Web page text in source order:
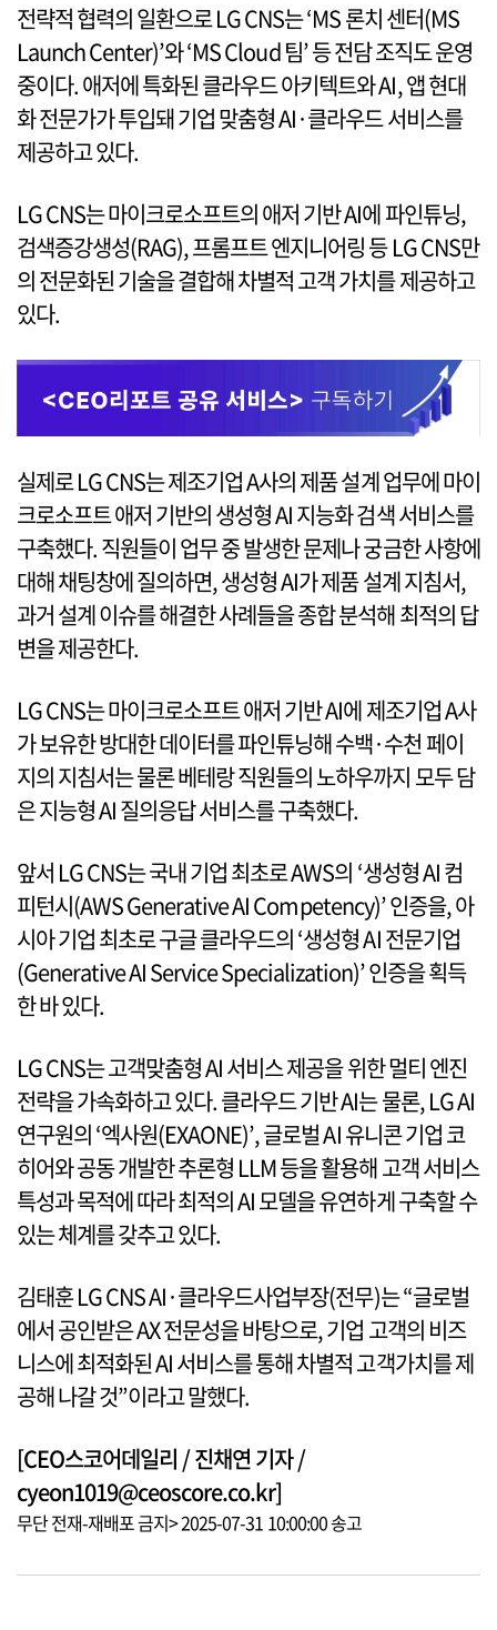
전략적 협력의 일환으로 LG CNS는 ‘MS 론치 센터(MS
Launch Center)’와 ‘MS Cloud 팀’ 등 전담 조직도 운영
중이다. 애저에 특화된 클라우드 아키텍트와 AI, 앱 현대
화 전문가가 투입돼 기업 맞춤형 AI·클라우드 서비스를
제공하고 있다.
LG CNS는 마이크로소프트의 애저 기반 AI에 파인튜닝,
검색증강생성(RAG), 프롬프트 엔지니어링 등 LG CNS만
의 전문화된 기술을 결합해 차별적 고객 가치를 제공하고
있다.
실제로 LG CNS는 제조기업 A사의 제품 설계 업무에 마이
크로소프트 애저 기반의 생성형 AI 지능화 검색 서비스를
구축했다. 직원들이 업무 중 발생한 문제나 궁금한 사항에
대해 채팅창에 질의하면, 생성형 AI가 제품 설계 지침서,
과거 설계 이슈를 해결한 사례들을 종합 분석해 최적의 답
변을 제공한다.
LG CNS는 마이크로소프트 애저 기반 AI에 제조기업 A사
가 보유한 방대한 데이터를 파인튜닝해 수백·수천 페이
지의 지침서는 물론 베테랑 직원들의 노하우까지 모두 담
은 지능형 AI 질의응답 서비스를 구축했다.
앞서 LG CNS는 국내 기업 최초로 AWS의 ‘생성형 AI 컴
피턴시(AWS Generative AI Competency)’ 인증을, 아
시아 기업 최초로 구글 클라우드의 ‘생성형 AI 전문기업
(Generative AI Service Specialization)’ 인증을 획득
한 바 있다.
LG CNS는 고객맞춤형 AI 서비스 제공을 위한 멀티 엔진
전략을 가속화하고 있다. 클라우드 기반 AI는 물론, LG AI
연구원의 ‘엑사원(EXAONE)’, 글로벌 AI 유니콘 기업 코
히어와 공동 개발한 추론형 LLM 등을 활용해 고객 서비스
특성과 목적에 따라 최적의 AI 모델을 유연하게 구축할 수
있는 체계를 갖추고 있다.
김태훈 LG CNS AI·클라우드사업부장(전무)는 “글로벌
에서 공인받은 AX 전문성을 바탕으로, 기업 고객의 비즈
니스에 최적화된 AI 서비스를 통해 차별적 고객가치를 제
공해 나갈 것”이라고 말했다.
[CEO스코어데일리 / 진채연 기자 /
cyeon1019@ceoscore.co.kr]
무단 전재-재배포 금지> 2025-07-31 10:00:00 송고